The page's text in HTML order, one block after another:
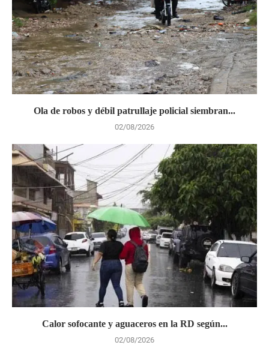
Ola de robos y débil patrullaje policial siembran...
02/08/2026
Calor sofocante y aguaceros en la RD según...
02/08/2026